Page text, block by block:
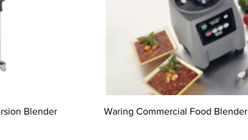
Blender Waring Commercial Food Blender